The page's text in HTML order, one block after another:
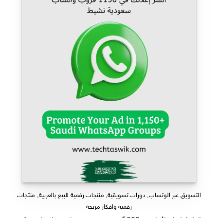
التسويق عبر الوتساب,دورات تسويقية, منتجات رقمية للبيع بالعربية, منتجات
رقميه وافكار مربحة